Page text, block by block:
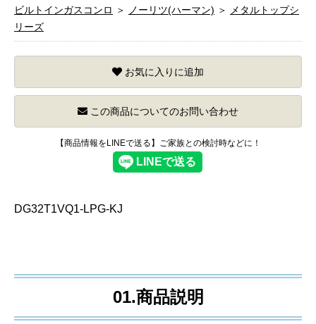
ビルトインガスコンロ ＞ ノーリツ(ハーマン) ＞ メタルトップシ
リーズ
お気に入りに追加
この商品についてのお問い合わせ
【商品情報をLINEで送る】ご家族との検討時などに！
DG32T1VQ1-LPG-KJ
01.商品説明